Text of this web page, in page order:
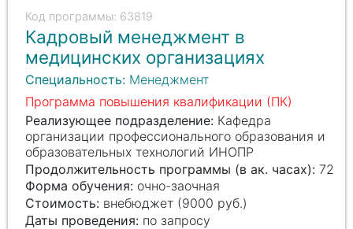
63819
Кадровый менеджмент в
медицинских организациях
Специальность: Менеджмент
Программа повышения квалификации (ПК)
Реализующее подразделение: Кафедра
организации профессионального образования и
образовательных технологий ИНОПР
Продолжительность программы (в ак. часах): 72
Форма обучения: очно-заочная
Стоимость: внебюджет (9000 руб.)
Даты проведения: по запросу